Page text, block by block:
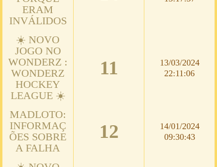
ERAM
INVÁLIDOS
☀️ NOVO
JOGO NO
WONDERZ :
WONDERZ
HOCKEY
LEAGUE ☀️
11
13/03/2024
22:11:06
MADLOTO:
INFORMAÇ
ÕES SOBRE
A FALHA
12
14/01/2024
09:30:43